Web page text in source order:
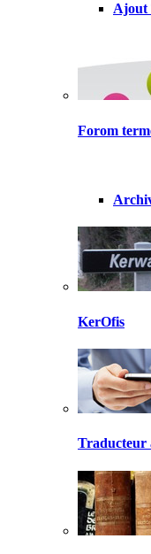
Ajout
Forom
KerOfis
Traducteur